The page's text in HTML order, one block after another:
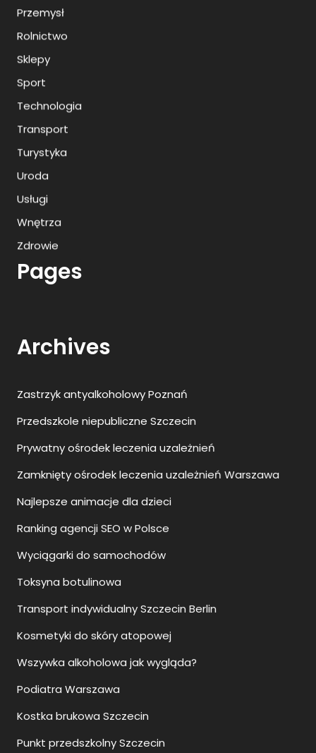
Przemysł
Rolnictwo
Sklepy
Sport
Technologia
Transport
Turystyka
Uroda
Usługi
Wnętrza
Zdrowie
Pages
Przedszkole niepubliczne Szczecin
Prywatny ośrodek leczenia uzależnień
Zamknięty ośrodek leczenia uzależnień Warszawa
Najlepsze animacje dla dzieci
Ranking agencji SEO w Polsce
Wyciągarki do samochodów
Toksyna botulinowa
Transport indywidualny Szczecin Berlin
Kosmetyki do skóry atopowej
Wszywka alkoholowa jak wygląda?
Podiatra Warszawa
Kostka brukowa Szczecin
Punkt przedszkolny Szczecin
Przedszkole prywatne Szczecin